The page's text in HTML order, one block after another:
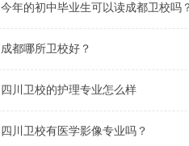
今年的初中毕业生可以读成都卫校吗
成都哪所卫校好？
四川卫校的护理专业怎么样
四川卫校有医学影像专业吗？